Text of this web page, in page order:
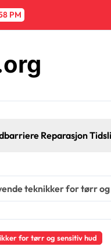
PM
teknikker for tørr og
for tørr og sensitiv hud